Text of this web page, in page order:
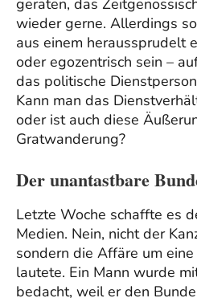
geraten, das
wieder gerne. Allerdings
aus einem heraussprudelt
oder egozentrisch sein –
das politische
Kann man das
oder ist auch diese
Gratwanderung?
Der unantastbare
Letzte Woche schaffte es
Medien. Nein, nicht der
sondern die Affäre um
lautete. Ein Mann wurde
bedacht, weil er den